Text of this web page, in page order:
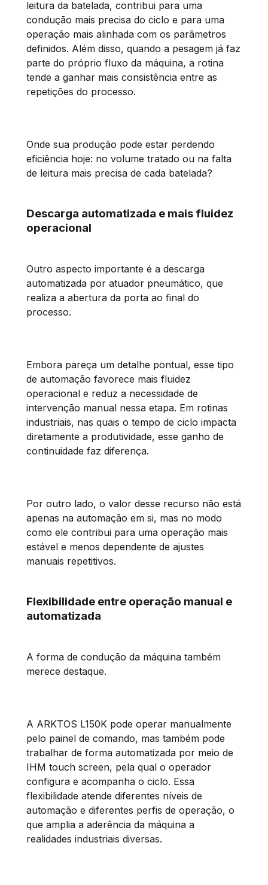
leitura da batelada, contribui para uma
condução mais precisa do ciclo e para uma
operação mais alinhada com os parâmetros
definidos. Além disso, quando a pesagem já faz
parte do próprio fluxo da máquina, a rotina
tende a ganhar mais consistência entre as
repetições do processo.
Onde sua produção pode estar perdendo
eficiência hoje: no volume tratado ou na falta
de leitura mais precisa de cada batelada?
Descarga automatizada e mais fluidez
operacional
Outro aspecto importante é a descarga
automatizada por atuador pneumático, que
realiza a abertura da porta ao final do
processo.
Embora pareça um detalhe pontual, esse tipo
de automação favorece mais fluidez
operacional e reduz a necessidade de
intervenção manual nessa etapa. Em rotinas
industriais, nas quais o tempo de ciclo impacta
diretamente a produtividade, esse ganho de
continuidade faz diferença.
Por outro lado, o valor desse recurso não está
apenas na automação em si, mas no modo
como ele contribui para uma operação mais
estável e menos dependente de ajustes
manuais repetitivos.
Flexibilidade entre operação manual e
automatizada
A forma de condução da máquina também
merece destaque.
A ARKTOS L150K pode operar manualmente
pelo painel de comando, mas também pode
trabalhar de forma automatizada por meio de
IHM touch screen, pela qual o operador
configura e acompanha o ciclo. Essa
flexibilidade atende diferentes níveis de
automação e diferentes perfis de operação, o
que amplia a aderência da máquina a
realidades industriais diversas.